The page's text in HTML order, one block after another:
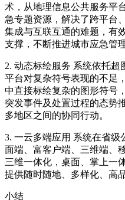
术，从地理信息公共服务平
急专题资源，解决了跨平台
集成与互联互通的难题，有
支撑，不断推进城市应急管
2. 动态标绘服务 系统依托超
平台对复杂符号表现的不足
中直接标绘复杂的图形符号
突发事件及处置过程的态势
多地区之间的协同行动。
3. 一云多端应用 系统在省
面端、富客户端、三维端、
三维一体化，桌面、掌上一
提供随时随地、多样化、高
小结